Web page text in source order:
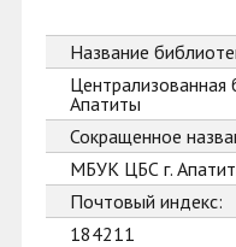
Название
Централизованная
Апатиты
Сокращенное
МБУК ЦБС г.
Почтовый индекс:
184211